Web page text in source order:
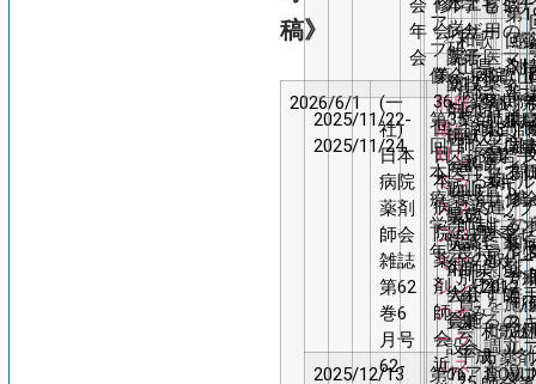
稿》
2026/6/1
(一
社)
日本
病院
薬剤
師会
雑誌
第62
巻6
月号
62-
肺膿
瘍に
対し
てラ
スク
フロ
キサ
シン
のオ
ーラ
ルス
小
上
真
司
アッ
プ研
修会
2025/11/22-
2025/11/24
第35
回日
本医
療薬
学会
年会
肺膿
者に
クフ
サシ
よる
ラル
ッチ
を施
た症
2025/12/13
第16
本
病
院
薬
剤
師
会
近
畿
学
術
大
会
蓄
用
医
薬
品
の
見
直
し
に
関
す
る
調
査
学
会
第
17
回
和
歌
山
支
部
学
術
集
会
個
の
マ
ネ
ジ
メ
ン
ト
~
薬
剤
師
の
立
場
会
年
会
ルエ
ンザ
薬予
防投
与の
現状
～和
歌山
県病
院薬
剤師
会会
員施
設へ
のア
修
会
第
36
回
日
本
病
院
薬
剤
師
会
近
病院
薬剤
師に
おけ
る薬
薬連
携へ
の取
り組
み
和歌
山県
病院
薬剤
師会
専門
薬剤
師制
度特
別委
員
会
平成
感
対
に
け
施
間
携
の
剤
の
り
み
セミナ
ー
和歌山
県病院
薬剤師
会若手
スキル
アップ
夏季セ
ミナー
2012
和歌山
市薬剤
第
回
剤
報
供
関
る
修
和
薬
若
ス
ル
ッ